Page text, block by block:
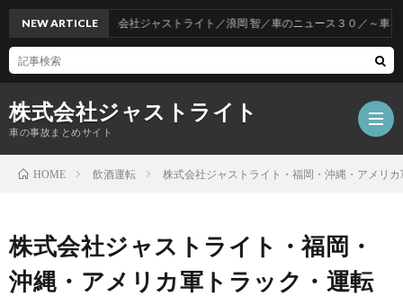
株式会社ジャストライト
車の事故まとめサイト
NEW ARTICLE株式会社ジャストライト／浪岡 智／車のニュース３０／～車をお得
HOME 飲酒運転 株式会社ジャストライト・福岡・沖縄・アメリ
株式会社ジャストライト・福岡・
沖縄・アメリカ軍トラック・運転